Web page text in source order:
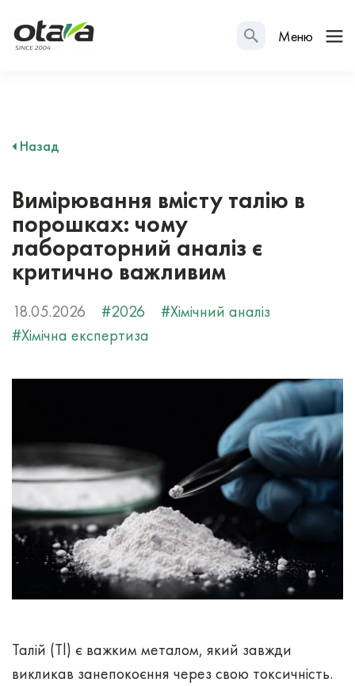
Меню
Назад
Вимірювання вмісту талію в
порошках: чому
лабораторний аналіз є
критично важливим
18.05.2026 #2026
#Хімічний аналіз
#Хімічна експертиза
Талій (Tl) є важким металом, який завжди
викликав занепокоєння через свою токсичність.